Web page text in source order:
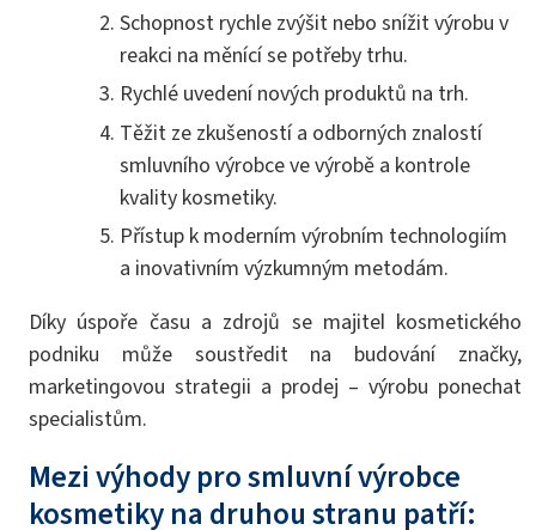
Schopnost rychle zvýšit nebo snížit výrobu v
reakci na měnící se potřeby trhu.
Rychlé uvedení nových produktů na trh.
Těžit ze zkušeností a odborných znalostí
smluvního výrobce ve výrobě a kontrole
kvality kosmetiky.
Přístup k moderním výrobním technologiím
a inovativním výzkumným metodám.
Díky úspoře času a zdrojů se majitel kosmetického
podniku může soustředit na budování značky,
marketingovou strategii a prodej – výrobu ponechat
specialistům.
Mezi výhody pro smluvní výrobce
kosmetiky na druhou stranu patří: